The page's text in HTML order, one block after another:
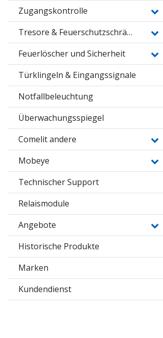
Zugangskontrolle
Tresore & Feuerschutzschränke
Feuerlöscher und Sicherheit
Türklingeln & Eingangssignale
Notfallbeleuchtung
Überwachungsspiegel
Comelit andere
Mobeye
Technischer Support
Relaismodule
Angebote
Historische Produkte
Marken
Kundendienst